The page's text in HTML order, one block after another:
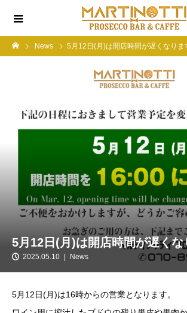
News 5月12日(月)は開店時間が遅くなりま
5月12日(月)は開店時間が遅くな
2025.05.10 News
5月12日(月)は16時からの営業となります。